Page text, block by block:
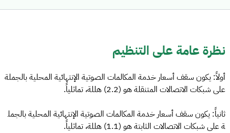
نظرة عامة على التنظيم
أولاً: يكون سقف أسعار خدمة المكالمات الصوتية الإنتهائية المحلية بالجملة
على شبكات الاتصالات المتنقلة هو (2.2) هللة، تماثلياً.
ثانياً: يكون سقف أسعار خدمة المكالمات الصوتية الإنتهائية المحلية بالجمل
ة على شبكات الاتصالات الثابتة هو (1.1) هللة، تماثلياً.